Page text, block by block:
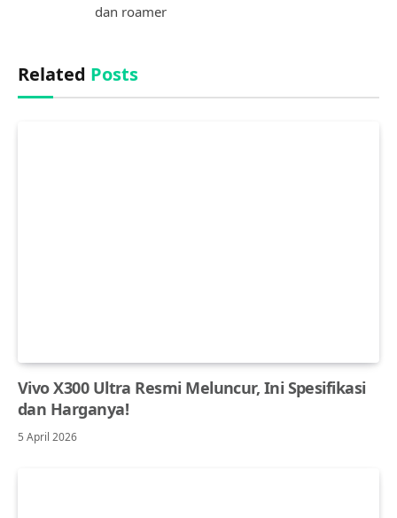
dan roamer
Related Posts
Vivo X300 Ultra Resmi Meluncur, Ini Spesifikasi
dan Harganya!
5 April 2026